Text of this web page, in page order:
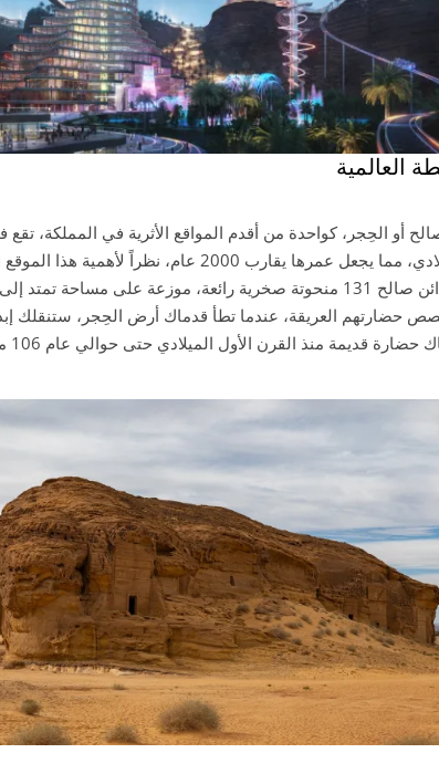
العالمية
أو الحِجر، كواحدة من أقدم المواقع الأثرية في المملكة،
طياتها تاريخًا عريقًا يعود إلى القرن الأول الميلادي، مما
حضارتهم العريقة، عندما تطأ قدماك أرض الحِجر، ستنقلك